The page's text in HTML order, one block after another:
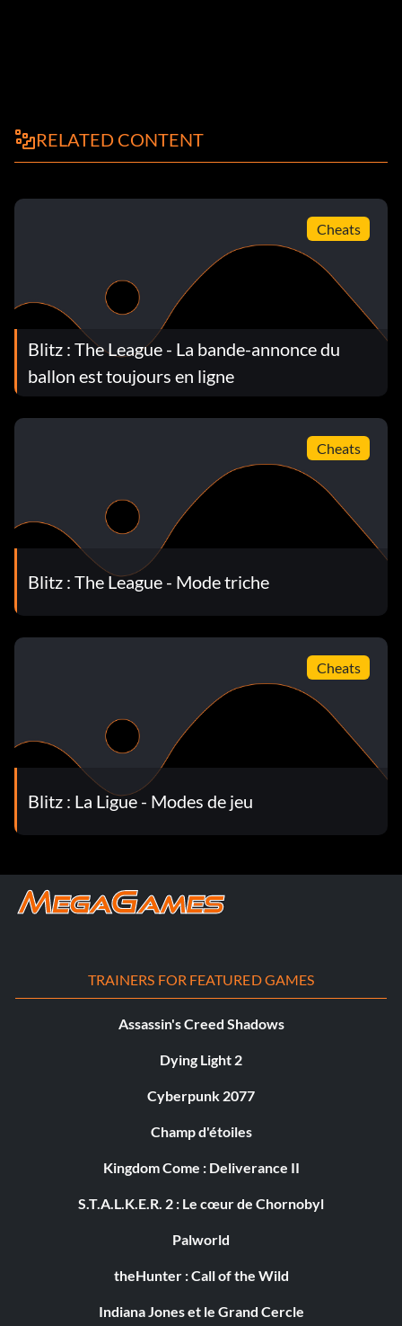
RELATED CONTENT
Cheats
Blitz : The League - La bande-annonce du
ballon est toujours en ligne
Cheats
Blitz : The League - Mode triche
Cheats
Blitz : La Ligue - Modes de jeu
TRAINERS FOR FEATURED GAMES
Assassin's Creed Shadows
Dying Light 2
Cyberpunk 2077
Champ d'étoiles
Kingdom Come : Deliverance II
S.T.A.L.K.E.R. 2 : Le cœur de Chornobyl
Palworld
theHunter : Call of the Wild
Indiana Jones et le Grand Cercle